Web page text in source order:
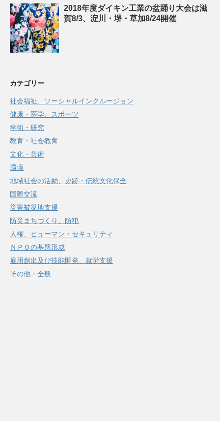
2018年度ダイキン工業の盆踊り大会は滋
賀8/3、淀川・堺・草加8/24開催
カテゴリー
社会福祉、ソーシャルインクルージョン
健康・医学、スポーツ
学術・研究
教育・社会教育
文化・芸術
環境
地域社会の活動、史跡・伝統文化保全
国際交流
災害被災地支援
防災まちづくり、防犯
人権、ヒューマン・セキュリティ
ＮＰＯの基盤形成
雇用創出及び技能開発、就労支援
その他・全般